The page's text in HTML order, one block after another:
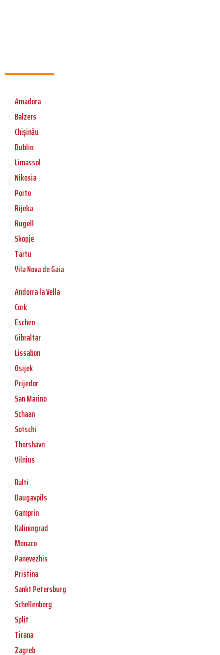
Amadora
Balzers
Chișinău
Dublin
Limassol
Nikosia
Porto
Rijeka
Rugell
Skopje
Tartu
Vila Nova de Gaia
Andorra la Vella
Cork
Eschen
Gibraltar
Lissabon
Osijek
Prijedor
San Marino
Schaan
Sotschi
Thorshavn
Vilnius
Balti
Daugavpils
Gamprin
Kaliningrad
Monaco
Panevezhis
Pristina
Sankt Petersburg
Schellenberg
Split
Tirana
Zagreb